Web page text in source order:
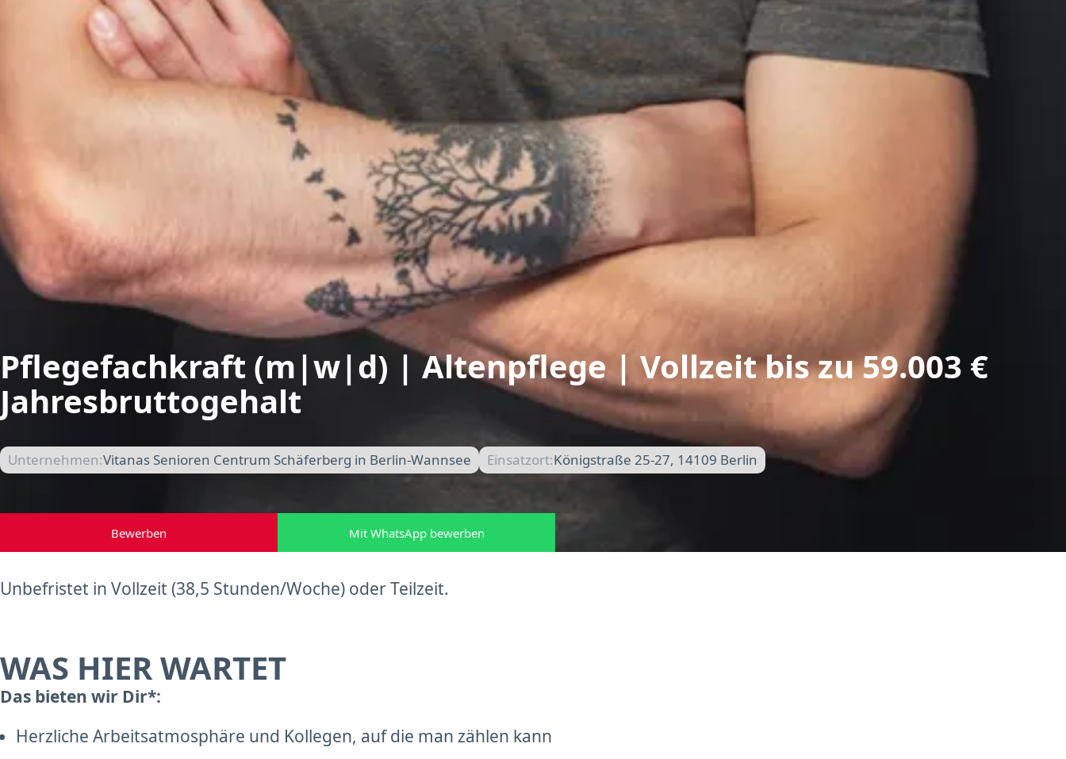
Pflegefachkraft (m|w|d) | Altenpflege | Vollzeit bis zu 59.003 €
Jahresbruttogehalt
Unternehmen:Vitanas Senioren Centrum Schäferberg in Berlin-Wannsee Einsatzort:Königstraße 25-27, 14109 Berlin
Bewerben Mit WhatsApp bewerben
Unbefristet in Vollzeit (38,5 Stunden/Woche) oder Teilzeit.
WAS HIER WARTET
Das bieten wir Dir*:
Herzliche Arbeitsatmosphäre und Kollegen, auf die man zählen kann